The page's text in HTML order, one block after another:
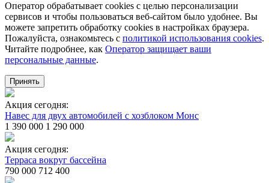
Оператор обрабатывает cookies с целью персонализации
сервисов и чтобы пользоваться веб-сайтом было удобнее. Вы
можете запретить обработку сookies в настройках браузера.
Пожалуйста, ознакомьтесь с политикой использования cookies.
Читайте подробнее, как Оператор защищает ваши
персональные данные.
Принять
Акция сегодня:
Навес для двух автомобилей с хозблоком Монс
1 390 000 1 290 000
Акция сегодня:
Терраса вокруг бассейна
790 000 712 400